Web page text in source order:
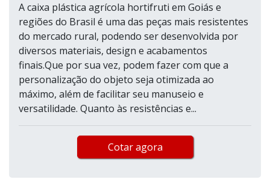
A caixa plástica agrícola hortifruti em Goiás e
regiões do Brasil é uma das peças mais resistentes
do mercado rural, podendo ser desenvolvida por
diversos materiais, design e acabamentos
finais.Que por sua vez, podem fazer com que a
personalização do objeto seja otimizada ao
máximo, além de facilitar seu manuseio e
versatilidade. Quanto às resistências e...
Cotar agora